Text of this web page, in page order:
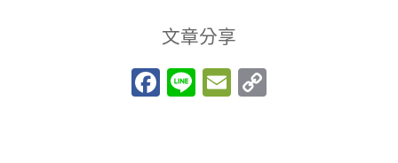
文章分享
Facebook
LineEmail